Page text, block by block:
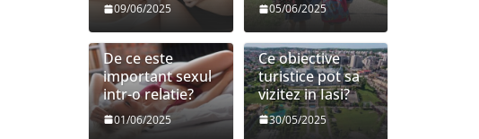
09/06/2025 05/06/2025
De ce este
important sexul
intr-o relatie?
01/06/2025
Ce obiective
turistice pot sa
vizitez in Iasi?
30/05/2025